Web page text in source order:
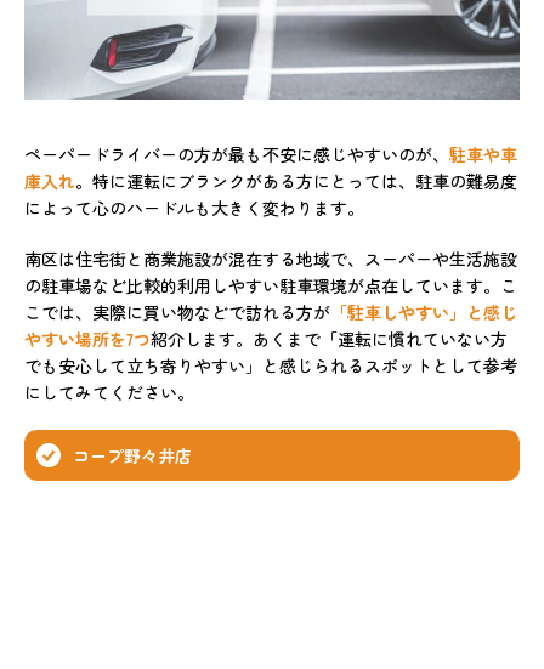
ペーパードライバーの方が最も不安に感じやすいのが、 駐車や車
庫入れ。特に運転にブランクがある方にとっては、駐車の難易度
によって心のハードルも大きく変わります。
南区は住宅街と商業施設が混在する地域で、スーパーや生活施設
の駐車場など比較的利用しやすい駐車環境が点在しています。こ
こでは、実際に買い物などで訪れる方が 「駐車しやすい」と感じ
やすい場所を7つ紹介します。あくまで「運転に慣れていない方
でも安心して立ち寄りやすい」と感じられるスポットとして参考
にしてみてください。
コープ野々井店